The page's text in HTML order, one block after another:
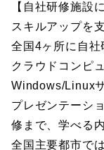
【自社研修施設
スキルアップを
全国4ヶ所に自社
クラウドコンピ
Windows/Linux
プレゼンテーシ
修まで、学べる
全国主要都市で